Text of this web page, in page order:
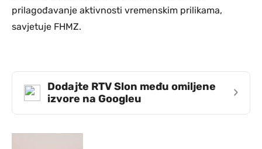
prilagođavanje aktivnosti vremenskim prilikama,
savjetuje FHMZ.
Dodajte RTV Slon među omiljene
izvore na Googleu
›